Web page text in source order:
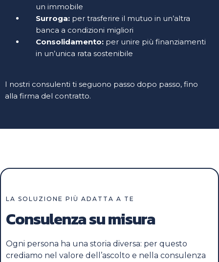
un immobile
Surroga:per trasferire il mutuo in un’altra
banca a condizioni migliori
Consolidamento:per unire più finanziamenti
in un’unica rata sostenibile
I nostri consulenti ti seguono passo dopo passo, fino
alla firma del contratto.
LA SOLUZIONE PIÙ ADATTA A TE
Consulenza su misura
Ogni persona ha una storia diversa: per questo
crediamo nel valore dell’ascolto e nella consulenza